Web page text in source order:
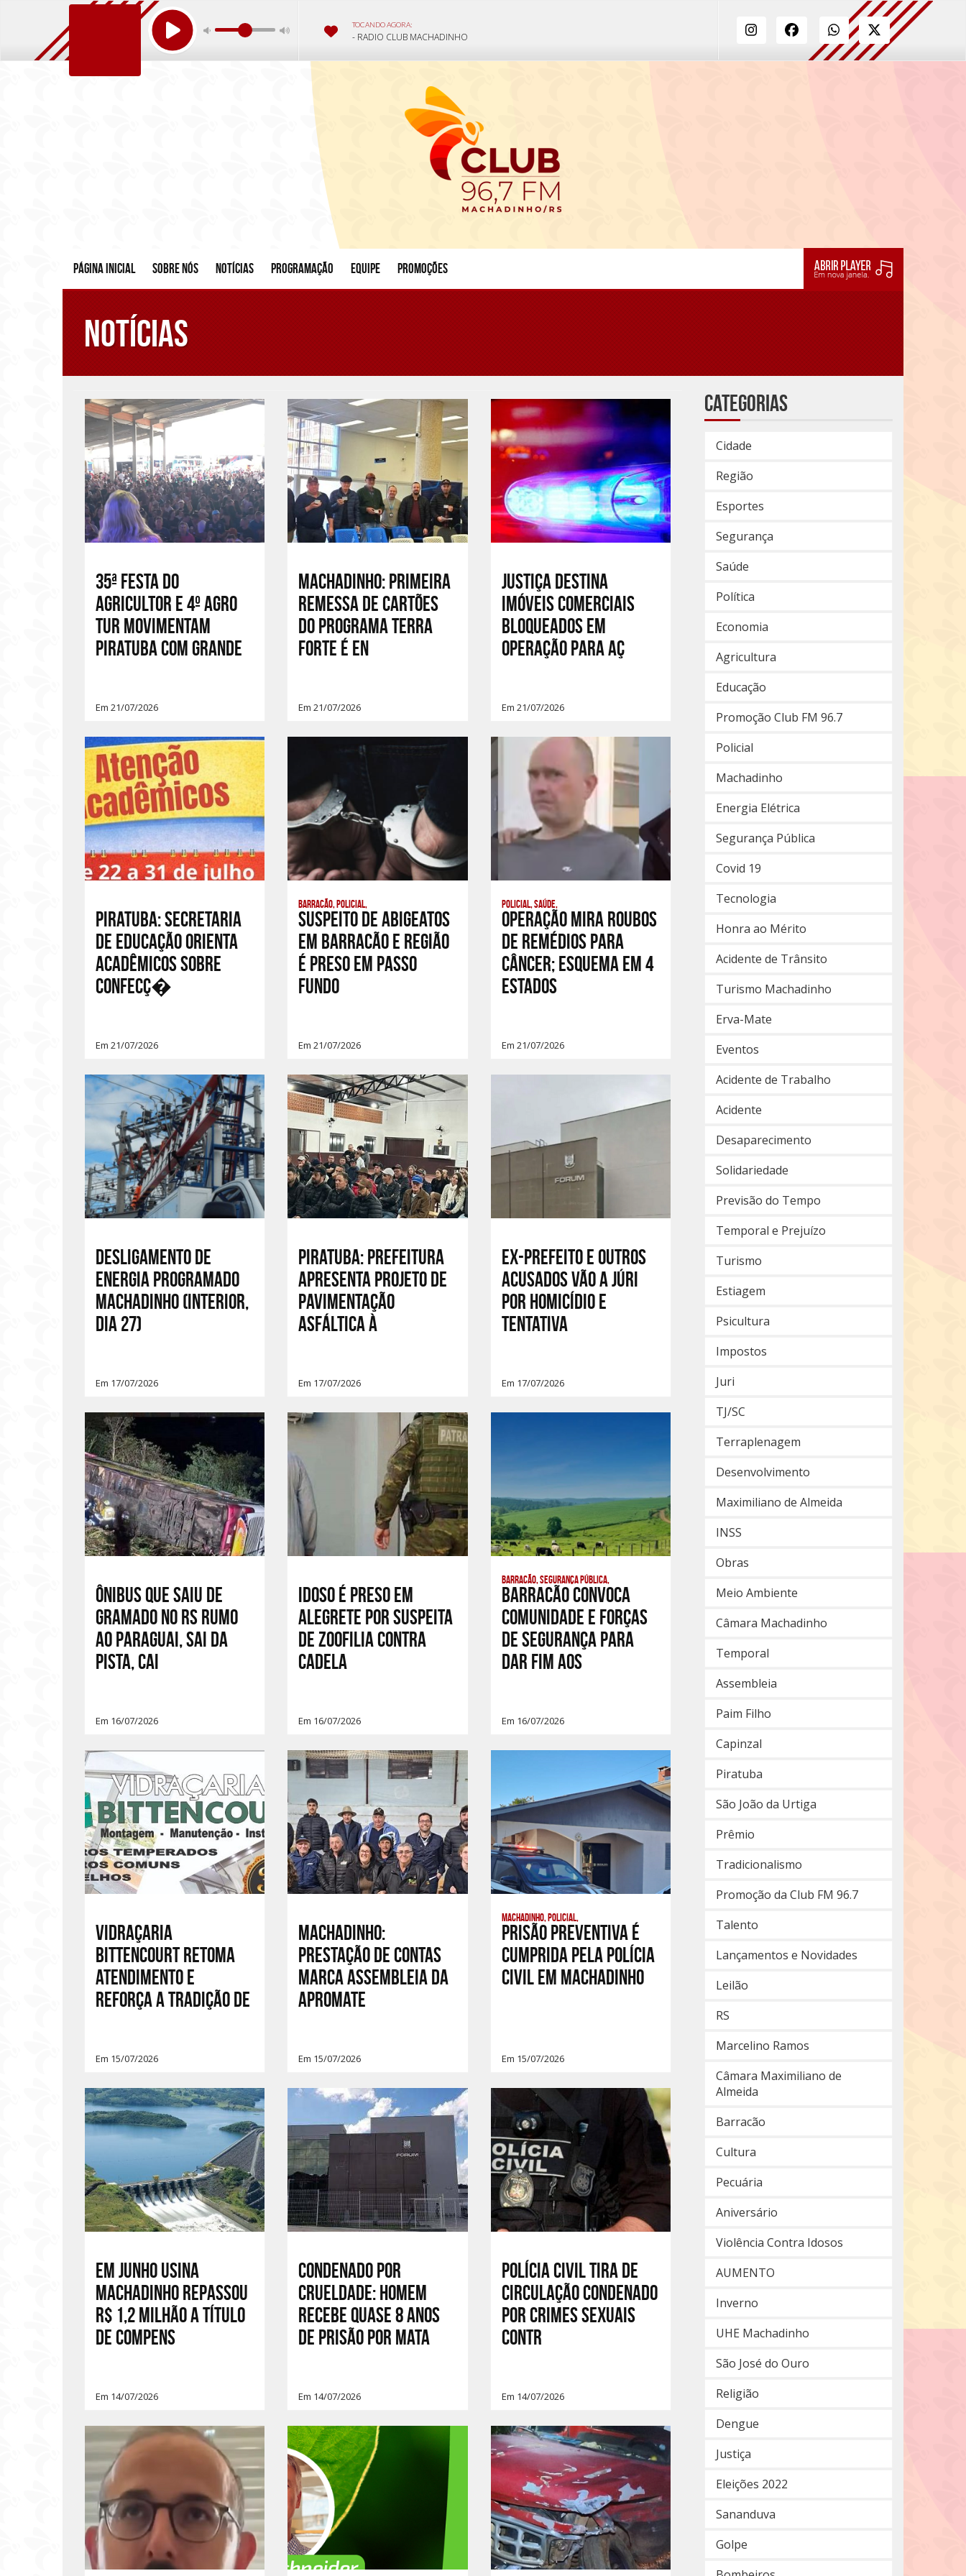
Página inicial Sobre nós Notícias Programação Equipe Promoções
Notícias
35ª Festa do
Agricultor e 4º Agro
Tur movimentam
Piratuba com grande
Em 21/07/2026
Machadinho: Primeira
remessa de cartões
do Programa Terra
Forte é en
Em 21/07/2026
Justiça destina
imóveis comerciais
bloqueados em
operação para aç
Em 21/07/2026
PIRATUBA: SECRETARIA
DE EDUCAÇÃO ORIENTA
ACADÊMICOS SOBRE
CONFECÇ�
Em 21/07/2026
Barracão, Policial,
Suspeito de abigeatos
em Barracão e região
é preso em Passo
Fundo
Em 21/07/2026
Policial, Saúde,
Operação mira roubos
de remédios para
câncer; esquema em 4
estados
Em 21/07/2026
Desligamento de
energia programado
Machadinho (interior,
dia 27)
Em 17/07/2026
PIRATUBA: PREFEITURA
APRESENTA PROJETO DE
PAVIMENTAÇÃO
ASFÁLTICA À
Em 17/07/2026
Ex-prefeito e outros
acusados vão a júri
por homicídio e
tentativa
Em 17/07/2026
Ônibus que saiu de
Gramado no RS rumo
ao Paraguai, sai da
pista, cai
Em 16/07/2026
Idoso é preso em
Alegrete por suspeita
de zoofilia contra
cadela
Em 16/07/2026
Barracão, Segurança Pública,
Barracão Convoca
Comunidade e Forças
de Segurança para
Dar Fim aos
Em 16/07/2026
Vidraçaria
Bittencourt retoma
atendimento e
reforça a tradição de
Em 15/07/2026
Machadinho:
Prestação de contas
marca assembleia da
APROMATE
Em 15/07/2026
Machadinho, Policial,
Prisão preventiva é
cumprida pela Polícia
Civil em Machadinho
Em 15/07/2026
Em junho Usina
Machadinho repassou
R$ 1,2 milhão a título
de compens
Em 14/07/2026
Condenado por
crueldade: homem
recebe quase 8 anos
de prisão por mata
Em 14/07/2026
Polícia Civil tira de
circulação condenado
por crimes sexuais
contr
Em 14/07/2026
Categorias
Cidade
Região
Esportes
Segurança
Saúde
Política
Economia
Agricultura
Educação
Promoção Club FM 96.7
Policial
Machadinho
Energia Elétrica
Segurança Pública
Covid 19
Tecnologia
Honra ao Mérito
Acidente de Trânsito
Turismo Machadinho
Erva-Mate
Eventos
Acidente de Trabalho
Acidente
Desaparecimento
Solidariedade
Previsão do Tempo
Temporal e Prejuízo
Turismo
Estiagem
Psicultura
Impostos
Juri
TJ/SC
Terraplenagem
Desenvolvimento
Maximiliano de Almeida
INSS
Obras
Meio Ambiente
Câmara Machadinho
Temporal
Assembleia
Paim Filho
Capinzal
Piratuba
São João da Urtiga
Prêmio
Tradicionalismo
Promoção da Club FM 96.7
Talento
Lançamentos e Novidades
Leilão
RS
Marcelino Ramos
Câmara Maximiliano de
Almeida
Barracão
Cultura
Pecuária
Aniversário
Violência Contra Idosos
AUMENTO
Inverno
UHE Machadinho
São José do Ouro
Religião
Dengue
Justiça
Eleições 2022
Sananduva
Golpe